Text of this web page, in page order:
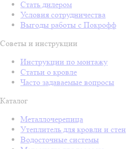
Стать дилером
Условия сотрудничества
Выгоды работы с Покрофф
Советы и инструкции
Инструкции по монтажу
Статьи о кровле
Часто задаваемые вопросы
Каталог
Металлочерепица
Утеплитель для кровли и стен
Водосточные системы